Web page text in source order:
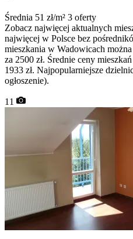
Średnia 51 zł/m² 3 oferty
Zobacz najwięcej aktualnych
najwięcej w Polsce bez
mieszkania w Wadowicach
za 2500 zł. Średnie ceny
1933 zł. Najpopularniejsze
ogłoszenie).
11